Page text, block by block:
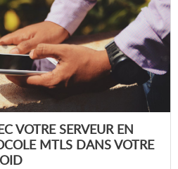
VOTRE SERVEUR EN
MTLS DANS VOTRE